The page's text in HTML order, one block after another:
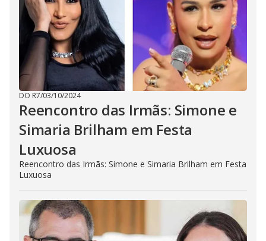
DO R7/03/10/2024
Reencontro das Irmãs: Simone e
Simaria Brilham em Festa
Luxuosa
Reencontro das Irmãs: Simone e Simaria Brilham em Festa
Luxuosa